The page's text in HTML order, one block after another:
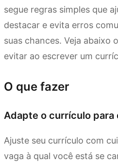
segue regras simples que
destacar e evita erros
suas chances. Veja abaixo
evitar ao escrever um
O que fazer
Adapte o currículo para
Ajuste seu currículo com
vaga à qual você está se